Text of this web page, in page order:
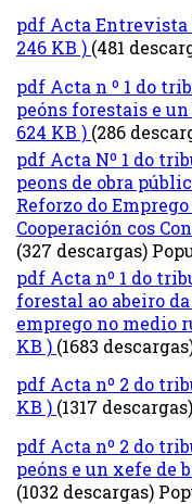
pdf Acta
246 KB ) (481
pdf Acta n º 1 do
peóns forestais e
624 KB ) (286
pdf Acta Nº 1 do
peons de obra
Reforzo do
Cooperación cos
(327 descargas)
pdf Acta nº 1 do
forestal ao abeiro
emprego no medio
KB ) (1683
pdf Acta nº 2 do
KB ) (1317 descargas)
pdf Acta nº 2 do
peóns e un xefe de
(1032 descargas)